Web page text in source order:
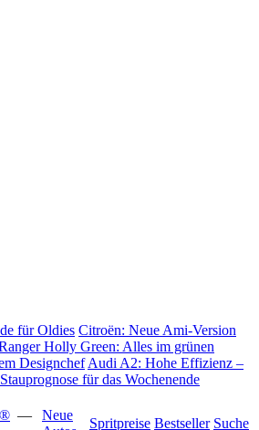
für Oldies Citroën: Neue Ami-Version
Holly Green: Alles im grünen
Designchef Audi A2: Hohe Effizienz –
für das Wochenende
—
Neue
Spritpreise Bestseller Suche